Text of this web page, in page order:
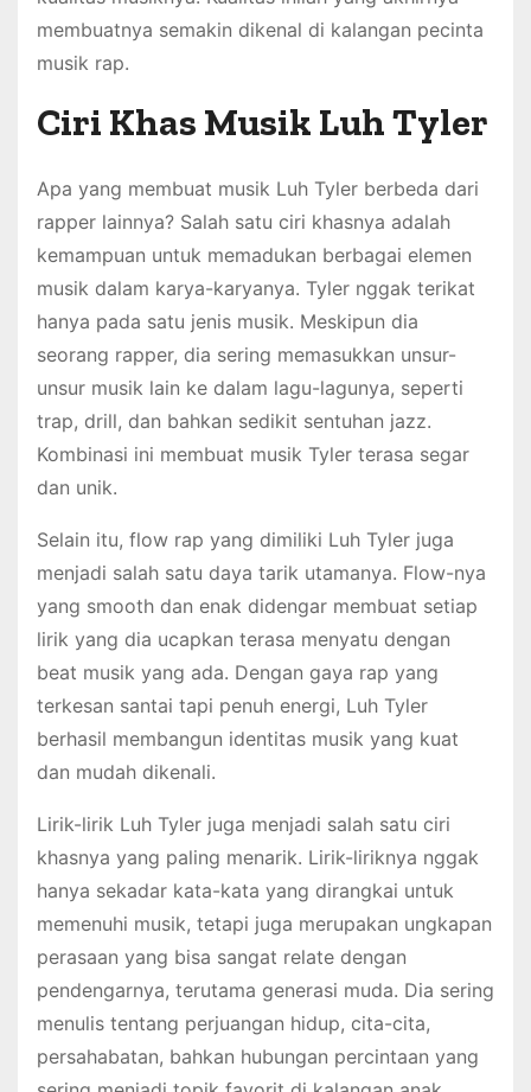
membuatnya semakin dikenal di kalangan pecinta
musik rap.
Ciri Khas Musik Luh Tyler
Apa yang membuat musik Luh Tyler berbeda dari
rapper lainnya? Salah satu ciri khasnya adalah
kemampuan untuk memadukan berbagai elemen
musik dalam karya-karyanya. Tyler nggak terikat
hanya pada satu jenis musik. Meskipun dia
seorang rapper, dia sering memasukkan unsur-
unsur musik lain ke dalam lagu-lagunya, seperti
trap, drill, dan bahkan sedikit sentuhan jazz.
Kombinasi ini membuat musik Tyler terasa segar
dan unik.
Selain itu, flow rap yang dimiliki Luh Tyler juga
menjadi salah satu daya tarik utamanya. Flow-nya
yang smooth dan enak didengar membuat setiap
lirik yang dia ucapkan terasa menyatu dengan
beat musik yang ada. Dengan gaya rap yang
terkesan santai tapi penuh energi, Luh Tyler
berhasil membangun identitas musik yang kuat
dan mudah dikenali.
Lirik-lirik Luh Tyler juga menjadi salah satu ciri
khasnya yang paling menarik. Lirik-liriknya nggak
hanya sekadar kata-kata yang dirangkai untuk
memenuhi musik, tetapi juga merupakan ungkapan
perasaan yang bisa sangat relate dengan
pendengarnya, terutama generasi muda. Dia sering
menulis tentang perjuangan hidup, cita-cita,
persahabatan, bahkan hubungan percintaan yang